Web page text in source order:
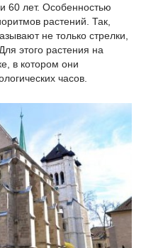
60 лет. Особенностью
растений. Так,
не только стрелки,
этого растения на
в котором они
часов.